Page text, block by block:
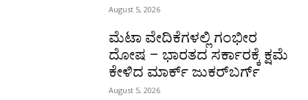
August 5, 2026
ಮೆಟಾ ವೇದಿಕೆಗಳಲ್ಲಿ ಗಂಭೀರ
ದೋಷ – ಭಾರತದ ಸರ್ಕಾರಕ್ಕೆ ಕ್ಷಮೆ
ಕೇಳಿದ ಮಾರ್ಕ್ ಜುಕರ್‌ಬರ್ಗ್
August 5, 2026